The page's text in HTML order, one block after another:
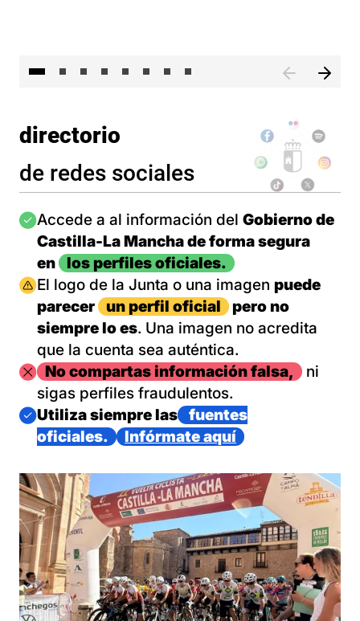
directorio
de redes sociales
Imagen
Accede a al información del Gobierno de
Castilla-La Mancha de forma segura
en
los perfiles oficiales.
Imagen
El logo de la Junta o una imagen puede
parecer
un perfil oficial
pero no
siempre lo es. Una imagen no acredita
que la cuenta sea auténtica.
ImagenNo compartas información falsa,
ni
sigas perfiles fraudulentos.
Imagen
Utiliza siempre las
fuentes
oficiales.
Infórmate aquí